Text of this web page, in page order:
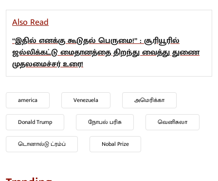
Also Read
“இதில் எனக்கு கூடுதல் பெருமை!” : சூரியூரில்
ஜல்லிக்கட்டு மைதானத்தை திறந்து வைத்து துணை
முதலமைச்சர் உரை!
america Venezuela அமெரிக்கா
Donald Trump நோபல் பரிசு வெனிசுலா
டொனால்டு ட்ரம்ப் Nobal Prize